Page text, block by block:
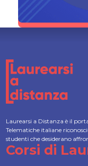
Laurearsi a Distanza è il
Telematiche italiane
studenti che desiderano
Corsi di